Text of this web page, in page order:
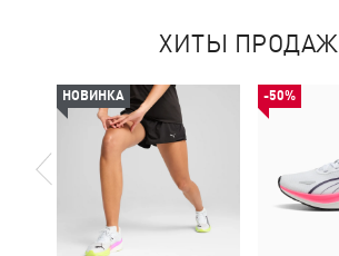
ХИТЫ ПРОДАЖ
НОВИНКА -50%